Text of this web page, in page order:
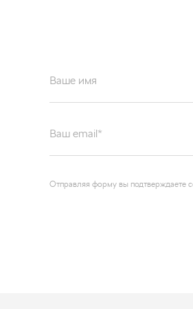
Ваше имя
Отправляя форму вы подтверждаете